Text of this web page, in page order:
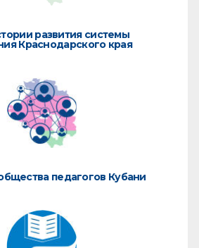
развития системы
Краснодарского края
педагогов Кубани